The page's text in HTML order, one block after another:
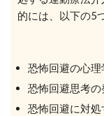
的には、以下の5
恐怖回避の心
恐怖回避思考
恐怖回避に対処